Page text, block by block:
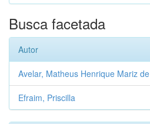
Busca facetada
Autor
Avelar, Matheus Henrique Mariz de
Efraim, Priscilla